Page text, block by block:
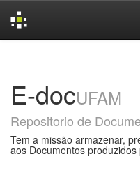
E-docUFAM
Repositorio de
Tem a missão armazenar,
aos Documentos